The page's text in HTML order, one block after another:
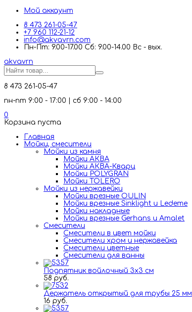
Мой аккаунт
8 473 261-05-47
+7 960 112-21-12
info@akvavrn.com
Пн-Пт: 9.00-17.00 Сб: 9.00-14.00 Вс - вых.
akvavrn
8 473 261-05-47
пн-пт 9:00 - 17:00 | сб 9:00 - 14:00
0
Корзина пуста
Главная
Мойки, смесители
Mойки из камня
Мойки АКВА
Мойки АКВА-Кварц
Мойки POLYGRAN
Мойки TOLERO
Мойки из нержавейки
Мойки врезные OULIN
Мойки врезные Sinklight и Ledeme
Мойки накладные
Мойки врезные Gerhans и Amalet
Смесители
Смесители в цвет мойки
Смесители хром и нержавейка
Смесители цветные
Смесители для ванны
Подпятник войлочный 3х3 см
58 руб.
Держатель открытый для трубы 25 мм
16 руб.